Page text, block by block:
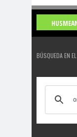
BÚSQUEDA EN